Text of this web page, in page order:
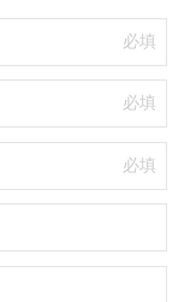
必填
必填
必填